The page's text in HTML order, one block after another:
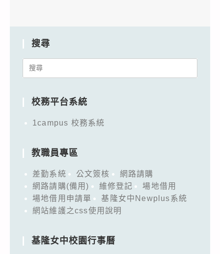
搜尋
Search
校務平台系統
1campus 校務系統
教職員專區
差勤系統 公文簽核
網路請購
網路請購(備用)
維修登記
場地借用
場地借用申請單
基隆女中Newplus系統
網站維護之css使用說明
基隆女中校園行事曆